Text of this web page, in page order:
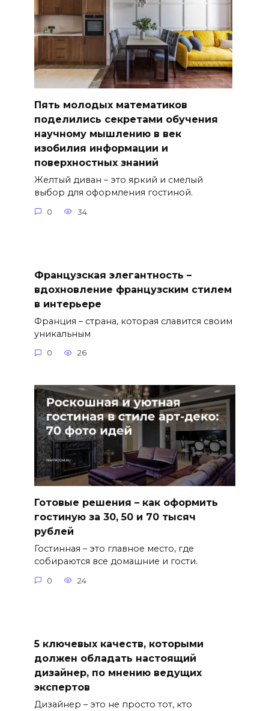
Пять молодых математиков
поделились секретами обучения
научному мышлению в век
изобилия информации и
поверхностных знаний
Желтый диван – это яркий и смелый
выбор для оформления гостиной.
0 34
Французская элегантность –
вдохновление французским стилем
в интерьере
Франция – страна, которая славится своим
уникальным
0 26
Готовые решения – как оформить
гостиную за 30, 50 и 70 тысяч
рублей
Гостинная – это главное место, где
собираются все домашние и гости.
0 24
5 ключевых качеств, которыми
должен обладать настоящий
дизайнер, по мнению ведущих
экспертов
Дизайнер – это не просто тот, кто